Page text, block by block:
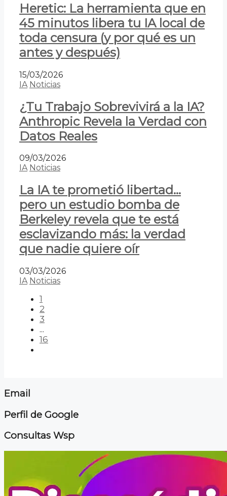
Heretic: La herramienta que en
45 minutos libera tu IA local de
toda censura (y por qué es un
antes y después)
15/03/2026
IA Noticias
¿Tu Trabajo Sobrevivirá a la IA?
Anthropic Revela la Verdad con
Datos Reales
09/03/2026
IA Noticias
La IA te prometió libertad…
pero un estudio bomba de
Berkeley revela que te está
esclavizando más: la verdad
que nadie quiere oír
03/03/2026
IA Noticias
1
2
3
...
16
Email
Perfil de Google
Consultas Wsp